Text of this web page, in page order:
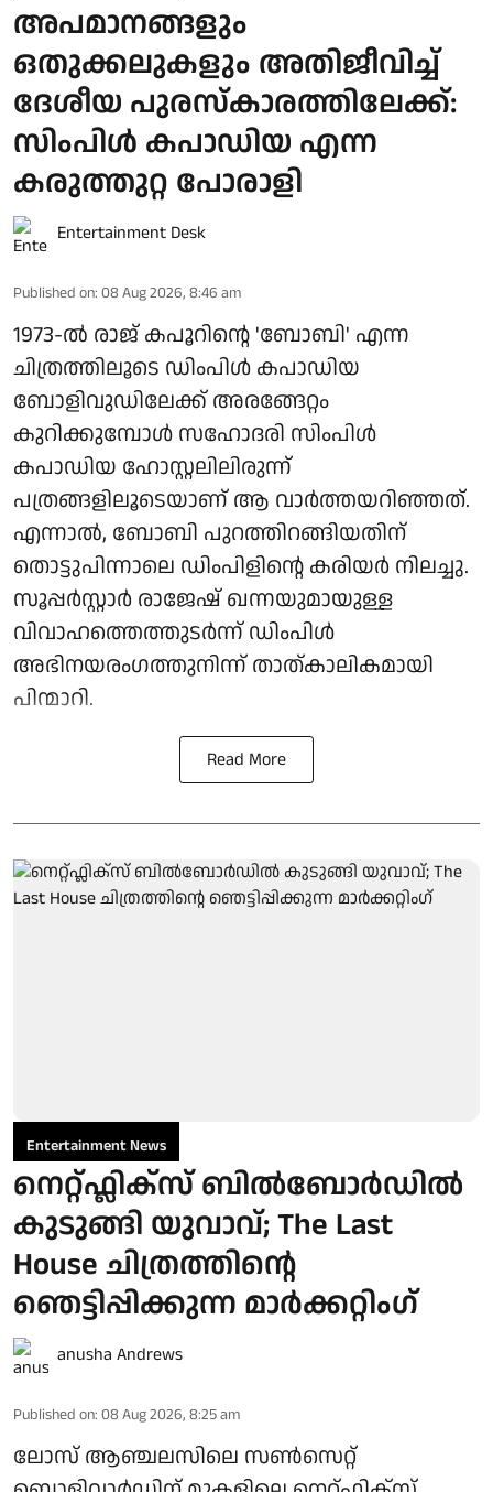
അപമാനങ്ങളും
ഒതുക്കലുകളും അതിജീവിച്ച്
ദേശീയ പുരസ്‌കാരത്തിലേക്ക്:
സിംപിള്‍ കപാഡിയ എന്ന
കരുത്തുറ്റ പോരാളി
Entertainment Desk
Published on: 08 Aug 2026, 8:46 am
1973-ല്‍ രാജ് കപൂറിന്റെ 'ബോബി' എന്ന
ചിത്രത്തിലൂടെ ഡിംപിള്‍ കപാഡിയ
ബോളിവുഡിലേക്ക് അരങ്ങേറ്റം
കുറിക്കുമ്പോള്‍ സഹോദരി സിംപിള്‍
കപാഡിയ ഹോസ്റ്റലിലിരുന്ന്
പത്രങ്ങളിലൂടെയാണ് ആ വാര്‍ത്തയറിഞ്ഞത്.
എന്നാല്‍, ബോബി പുറത്തിറങ്ങിയതിന്
തൊട്ടുപിന്നാലെ ഡിംപിളിന്റെ കരിയര്‍ നിലച്ചു.
സൂപ്പര്‍സ്റ്റാര്‍ രാജേഷ് ഖന്നയുമായുള്ള
വിവാഹത്തെത്തുടര്‍ന്ന് ഡിംപിള്‍
അഭിനയരംഗത്തുനിന്ന് താത്കാലികമായി
പിന്മാറി.
Read More
Entertainment News
നെറ്റ്ഫ്ലിക്സ് ബിൽബോർഡിൽ
കുടുങ്ങി യുവാവ്; The Last
House ചിത്രത്തിന്റെ
ഞെട്ടിപ്പിക്കുന്ന മാർക്കറ്റിം​ഗ്
anusha Andrews
Published on: 08 Aug 2026, 8:25 am
ലോസ് ആഞ്ചലസിലെ സൺസെറ്റ്